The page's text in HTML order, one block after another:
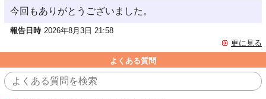
今回もありがとうございました。
報告日時 2026年8月3日 21:58
更に見る
よくある質問